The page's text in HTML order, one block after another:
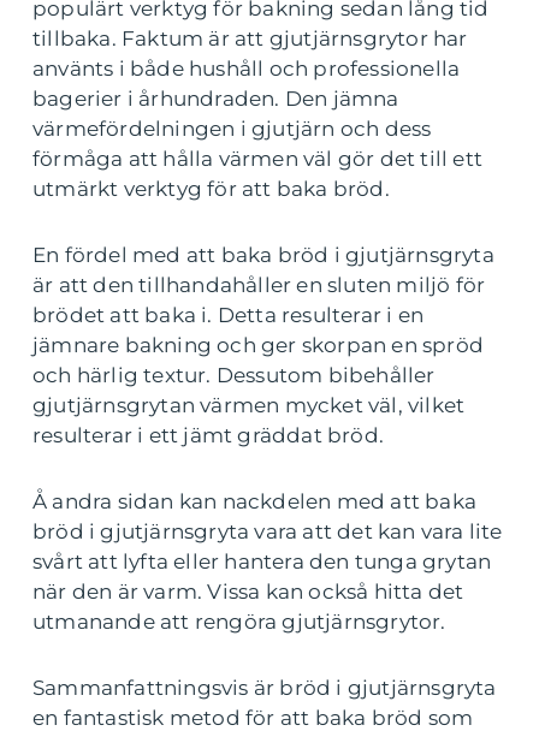
populärt verktyg för bakning sedan lång tid
tillbaka. Faktum är att gjutjärnsgrytor har
använts i både hushåll och professionella
bagerier i århundraden. Den jämna
värmefördelningen i gjutjärn och dess
förmåga att hålla värmen väl gör det till ett
utmärkt verktyg för att baka bröd.
En fördel med att baka bröd i gjutjärnsgryta
är att den tillhandahåller en sluten miljö för
brödet att baka i. Detta resulterar i en
jämnare bakning och ger skorpan en spröd
och härlig textur. Dessutom bibehåller
gjutjärnsgrytan värmen mycket väl, vilket
resulterar i ett jämt gräddat bröd.
Å andra sidan kan nackdelen med att baka
bröd i gjutjärnsgryta vara att det kan vara lite
svårt att lyfta eller hantera den tunga grytan
när den är varm. Vissa kan också hitta det
utmanande att rengöra gjutjärnsgrytor.
Sammanfattningsvis är bröd i gjutjärnsgryta
en fantastisk metod för att baka bröd som